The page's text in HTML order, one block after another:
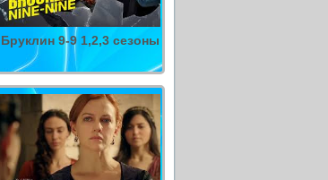
Бруклин 9-9 1,2,3 сезоны